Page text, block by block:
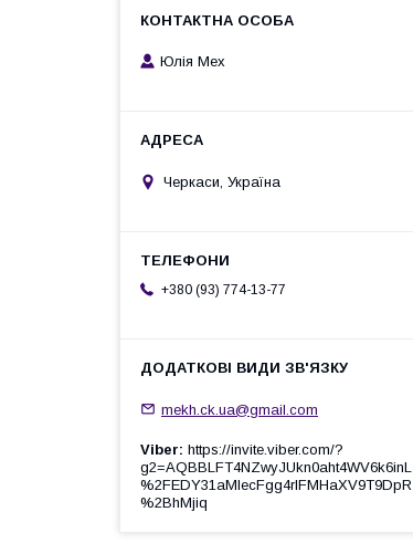
Юлія Мех
Черкаси, Україна
+380 (93) 774-13-77
mekh.ck.ua@gmail.com
Viber https://invite.viber.com/?
g2=AQBBLFT4NZwyJUkn0aht4WV6k6inL
%2FEDY31aMlecFgg4rlFMHaXV9T9DpR
%2BhMjiq